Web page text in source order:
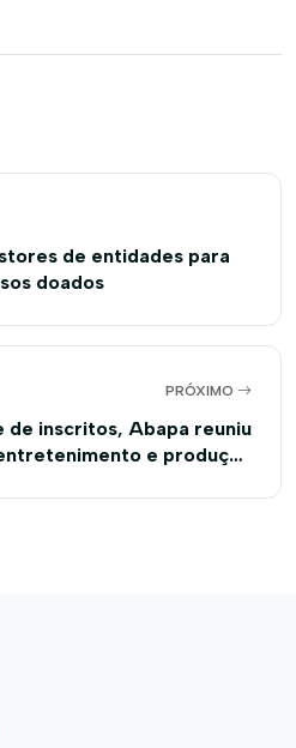
de entidades para
doados
PRÓXIMO
de inscritos, Abapa reuniu
e produção